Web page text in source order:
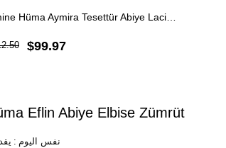
Amine Hüma Aymira Tesettür Abiye Lacivert
$99.97
Eflin Abiye Elbise Zümrüt
: نفس اليوم